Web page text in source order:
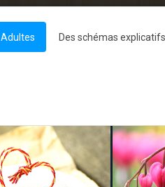
Adultes Des schémas explicatifs